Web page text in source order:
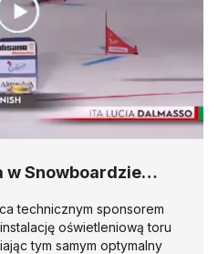
w Snowboardzie
technicznym sponsorem
oświetleniową toru
tym samym optymalny